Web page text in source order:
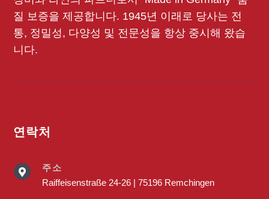
질 보증을 제공합니다. 1945년 이래로 당사는 전
통, 정밀성, 다양성 및 전문성을 항상 중시해 왔습
니다.
연락처

주소
Raiffeisenstraße 24-26 | 75196 Remchingen